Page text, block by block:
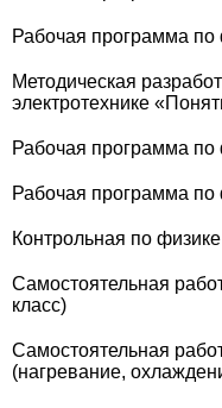
Рабочая программа по
Методическая
электротехнике
Рабочая программа по
Рабочая программа по
Контрольная по физике
Самостоятельная
класс)
Самостоятельная
(нагревание,